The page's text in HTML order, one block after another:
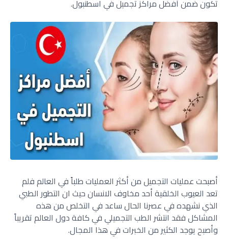
تكون ضمن أفضل مراكز تجميل في اسطنبول.
أصبحت عمليات التجميل من أكثر العمليات طلباً في العالم فلم
تعد العيوب الخلقية أحد مخاوف الانسان حيث ان التطور الطبي
الذي نشهده في عصرنا الحال ساعد في التخلص من هذه
المشاكل فقد انتشر الطب التجميلي في كافة دول العالم تقريباً
وأصبح يوجد الكثير من الخبرات في هذا المجال.